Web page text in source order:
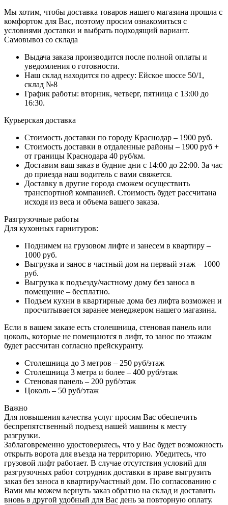
Мы хотим, чтобы доставка товаров нашего магазина прошла с
комфортом для Вас, поэтому просим ознакомиться с
условиями доставки и выбрать подходящий вариант.
Самовывоз со склада
Выдача заказа производится после полной оплаты и
уведомления о готовности.
Наш склад находится по адресу: Ейское шоссе 50/1,
склад №8
График работы: вторник, четверг, пятница с 13:00 до
16:30.
Курьерская доставка
Стоимость доставки по городу Краснодар – 1900 руб.
Стоимость доставки в отдаленные районы – 1900 руб +
от границы Краснодара 40 руб/км.
Доставим ваш заказ в будние дни с 14:00 до 22:00. За час
до приезда наш водитель с вами свяжется.
Доставку в другие города сможем осуществить
транспортной компанией. Стоимость будет рассчитана
исходя из веса и объема вашего заказа.
Разгрузочные работы
Для кухонных гарнитуров:
Поднимем на грузовом лифте и занесем в квартиру –
1000 руб.
Выгрузка и занос в частный дом на первый этаж – 1000
руб.
Выгрузка к подъезду/частному дому без заноса в
помещение – бесплатно.
Подъем кухни в квартирные дома без лифта возможен и
просчитывается заранее менеджером нашего магазина.
Если в вашем заказе есть столешница, стеновая панель или
цоколь, которые не помещаются в лифт, то занос по этажам
будет рассчитан согласно прейскуранту.
Столешница до 3 метров – 250 руб/этаж
Столешница 3 метра и более – 400 руб/этаж
Стеновая панель – 200 руб/этаж
Цоколь – 50 руб/этаж
Важно
Для повышения качества услуг просим Вас обеспечить
беспрепятственный подъезд нашей машины к месту
разгрузки.
Заблаговременно удостоверьтесь, что у Вас будет возможность
открыть ворота для въезда на территорию. Убедитесь, что
грузовой лифт работает. В случае отсутствия условий для
разгрузочных работ сотрудник доставки в праве выгрузить
заказ без заноса в квартиру/частный дом. По согласованию с
Вами мы можем вернуть заказ обратно на склад и доставить
вновь в другой удобный для Вас день за повторную оплату.